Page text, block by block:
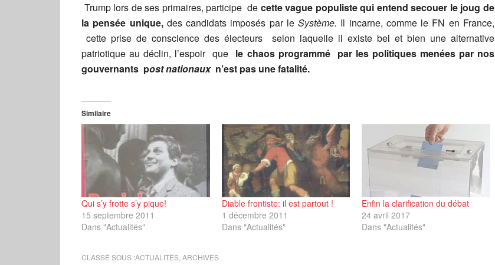
Trump lors de ses primaires, participe de cette vague populiste qui entend secouer le joug de
la pensée unique,des candidats imposés par leSystème. Il incarne, comme le FN en France,
cette prise de conscience des électeurs selon laquelle il existe bel et bien une alternative
patriotique au déclin, l’espoir que le chaos programmé par les politiques menées par nos
gouvernants post nationauxn’est pas une fatalité.
Similaire
Qui s’y frotte s’y pique!
15 septembre 2011
Dans "Actualités"
Diable frontiste: il est partout !
1 décembre 2011
Dans "Actualités"
Enfin la clarification du débat
24 avril 2017
Dans "Actualités"
CLASSÉ SOUS :ACTUALITÉS ARCHIVES